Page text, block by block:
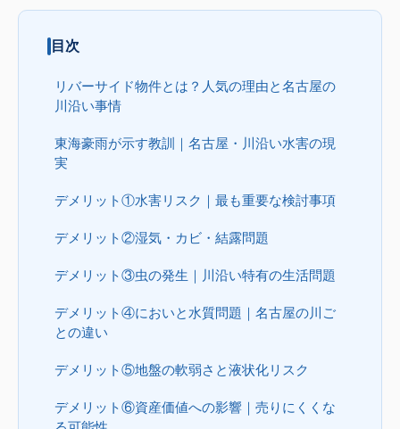
目次
リバーサイド物件とは？人気の理由と名古屋の
川沿い事情
東海豪雨が示す教訓｜名古屋・川沿い水害の現
実
デメリット①水害リスク｜最も重要な検討事項
デメリット②湿気・カビ・結露問題
デメリット③虫の発生｜川沿い特有の生活問題
デメリット④においと水質問題｜名古屋の川ご
との違い
デメリット⑤地盤の軟弱さと液状化リスク
デメリット⑥資産価値への影響｜売りにくくな